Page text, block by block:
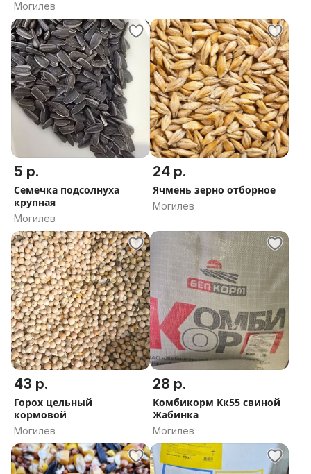
Могилев
5 р.
Семечка подсолнуха
крупная
Могилев
24 р.
Ячмень зерно отборное
Могилев
43 р.
Горох цельный
кормовой
Могилев
28 р.
Комбикорм Кк55 свиной
Жабинка
Могилев